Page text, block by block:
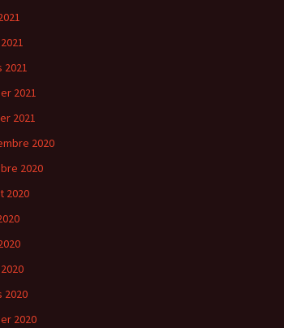
2021
2021
2021
2020
2020
2020
2020
2020